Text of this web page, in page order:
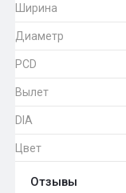
Ширина
Диаметр
PCD
Вылет
DIA
Цвет
Отзывы